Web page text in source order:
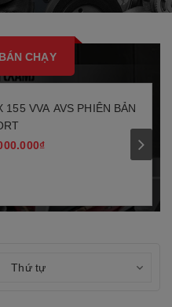
CHẠY
155 VVA AVS PHIÊN BẢN
Thứ tự